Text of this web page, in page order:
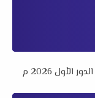
2026 م